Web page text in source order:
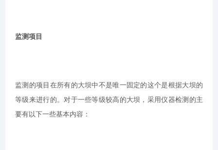
监测项目
监测的项目在所有的大坝中不是唯一固定的这个是根据大坝的
等级来进行的。对于一些等级较高的大坝，采用仪器检测的主
要有以下一些基本内容：